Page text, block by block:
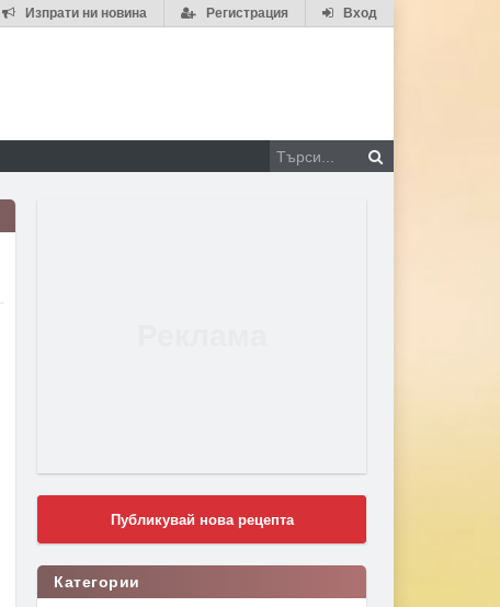
Вход
Регистрация
Изпрати ни новина
Публикувай нова рецепта
Категории